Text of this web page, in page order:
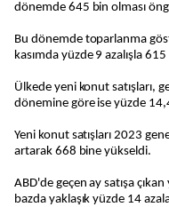
dönemde 645 bin olması
Bu dönemde toparlanma
kasımda yüzde 9 azalışla
Ülkede yeni konut satışları,
dönemine göre ise yüzde
Yeni konut satışları 2023
artarak 668 bine yükseldi.
ABD'de geçen ay satışa
bazda yaklaşık yüzde 14